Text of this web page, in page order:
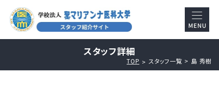
スタッフ詳細
TOP スタッフ一覧 島 秀樹